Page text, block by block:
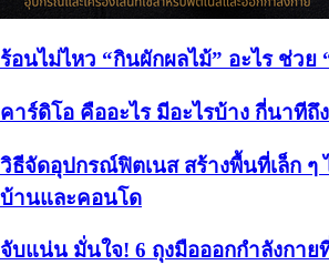
ร้อนไม่ไหว “กินผักผลไม้” อะไร ช่วย
คาร์ดิโอ คืออะไร มีอะไรบ้าง กี่นาทีถึ
วิธีจัดอุปกรณ์ฟิตเนส สร้างพื้นที่เล็ก ๆ
บ้านและคอนโด
จับแน่น มั่นใจ! 6 ถุงมือออกกำลังกา